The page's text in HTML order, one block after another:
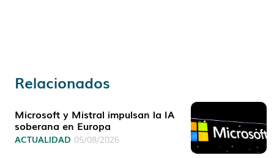
Relacionados
Microsoft y Mistral impulsan la IA
soberana en Europa
ACTUALIDAD 05/08/2026